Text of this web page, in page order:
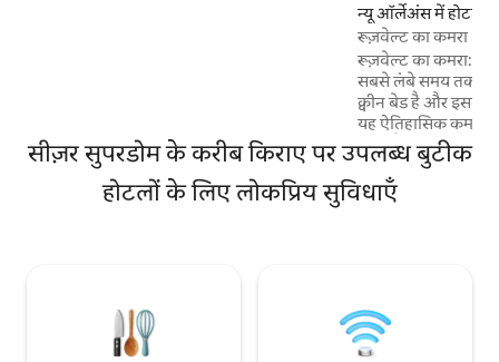
न्यू ऑर्लेअंस में होटल
रूज़वेल्ट का कमरा
रूज़वेल्ट का कमरा:
सबसे लंबे समय तक रहने वाले
क्वीन बेड है और इसकी
यह ऐतिहासिक कमरा
स्थित है, जहाँ से लासेल
सांस्कृतिक गलियारे का
क्यूरेटेड आर्टवर्क है,
रैंडोल्फ़ और लंबे समय से
सीज़र सुपरडोम के करीब किराए पर उपलब्ध बुटीक
होटलों के लिए लोकप्रिय सुविधाएँ